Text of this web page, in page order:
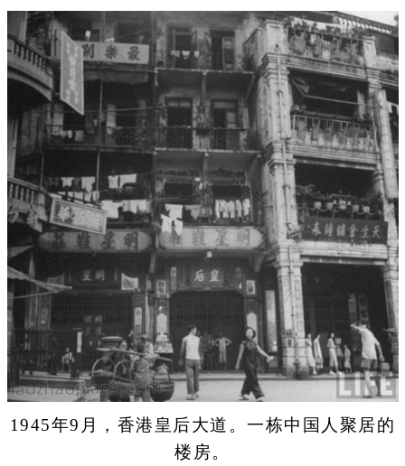
1945年9月，香港皇后大道。一栋中国人聚居的
楼房。